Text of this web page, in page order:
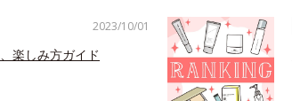
2023/10/01
楽しみ方ガイド